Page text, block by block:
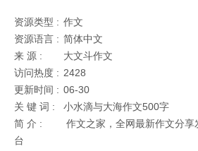
资源类型 : 作文
资源语言 : 简体中文
来 源 :
大文斗作文
访问热度 : 2428
更新时间 : 06-30
关 键 词 :
小水滴与大海作文500字
简 介 :
作文之家，全网最新作文分享
台